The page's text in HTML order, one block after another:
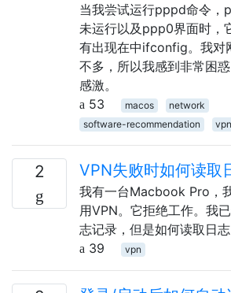
当我尝试运行pppd命令，
未运行以及ppp0界面时，
有出现在中ifconfig。我对
不多，所以我感到非常困
感激。
53
macos
network
software-recommendation
vpn
2 VPN失败时如何读取
我有一台Macbook Pro，
用VPN。它拒绝工作。我
志记录，但是如何读取日志
39
vpn